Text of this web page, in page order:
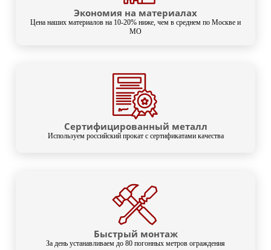
Экономия на материалах
Цена наших материалов на 10-20% ниже, чем в среднем по Москве и
МО
Сертифицированный металл
Используем российский прокат с сертификатами качества
Быстрый монтаж
За день устанавливаем до 80 погонных метров ограждения